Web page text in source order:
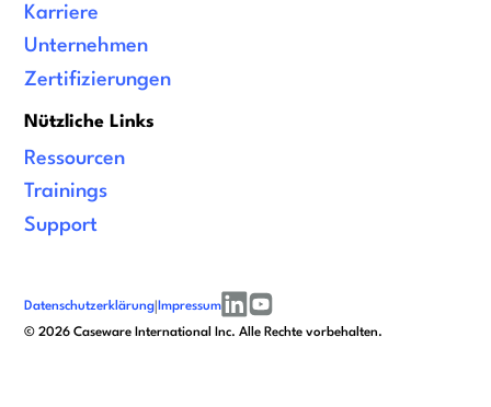
Karriere
Unternehmen
Zertifizierungen
Nützliche Links
Ressourcen
Trainings
Support
©2026 Caseware International Inc. Alle Rechte vorbehalten.
Datenschutzerklärung | Impressum
linkedinyoutube